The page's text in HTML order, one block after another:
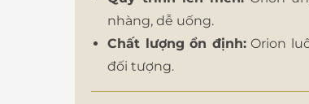
nhàng, dễ uống.
Chất lượng ổn định:Orion
đối tượng.